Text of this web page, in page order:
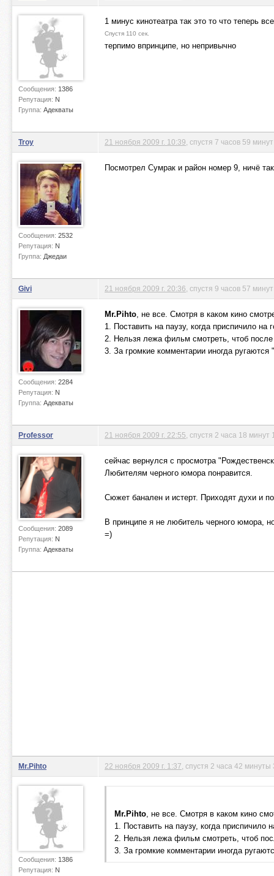
Сообщения: 1386
Репутация: N
Группа: Адекваты
1 минус кинотеатра так это то что теперь
Спустя 110 сек.
терпимо впринципе, но непривычно
Troy
Сообщения: 2532
Репутация: N
Группа: Джедаи
21 ноября 2009 г. 10:39 , спустя 7 часов 59
Посмотрел Сумрак и район номер 9, ничё так
Givi
Сообщения: 2284
Репутация: N
Группа: Адекваты
21 ноября 2009 г. 20:36 , спустя 9 часов 57
Mr.Pihto, не все. Смотря в каком кино
1. Поставить на паузу, когда приспичило на
2. Нельзя лежа фильм смотреть, чтоб
3. За громкие комментарии иногда ругаются
Professor
Сообщения: 2089
Репутация: N
Группа: Адекваты
21 ноября 2009 г. 22:55 , спустя 2 часа 18 минут
сейчас вернулся с просмотра
Любителям черного юмора понравится.
Сюжет банален и истерт. Приходят духи и
В принципе я не любитель черного юмора,
=)
Mr.Pihto
Сообщения: 1386
Репутация: N
22 ноября 2009 г. 1:37 , спустя 2 часа 42 минуты
Mr.Pihto, не все. Смотря в каком кино
1. Поставить на паузу, когда приспичило
2. Нельзя лежа фильм смотреть, чтоб
3. За громкие комментарии иногда